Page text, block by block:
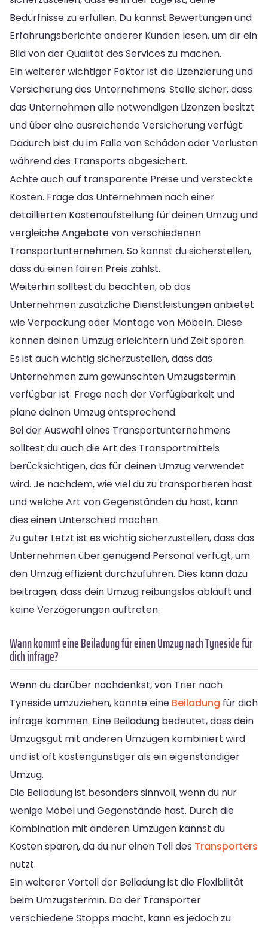
Bedürfnisse zu erfüllen. Du kannst Bewertungen und
Erfahrungsberichte anderer Kunden lesen, um dir ein
Bild von der Qualität des Services zu machen.
Ein weiterer wichtiger Faktor ist die Lizenzierung und
Versicherung des Unternehmens. Stelle sicher, dass
das Unternehmen alle notwendigen Lizenzen besitzt
und über eine ausreichende Versicherung verfügt.
Dadurch bist du im Falle von Schäden oder Verlusten
während des Transports abgesichert.
Achte auch auf transparente Preise und versteckte
Kosten. Frage das Unternehmen nach einer
detaillierten Kostenaufstellung für deinen Umzug und
vergleiche Angebote von verschiedenen
Transportunternehmen. So kannst du sicherstellen,
dass du einen fairen Preis zahlst.
Weiterhin solltest du beachten, ob das
Unternehmen zusätzliche Dienstleistungen anbietet
wie Verpackung oder Montage von Möbeln. Diese
können deinen Umzug erleichtern und Zeit sparen.
Es ist auch wichtig sicherzustellen, dass das
Unternehmen zum gewünschten Umzugstermin
verfügbar ist. Frage nach der Verfügbarkeit und
plane deinen Umzug entsprechend.
Bei der Auswahl eines Transportunternehmens
solltest du auch die Art des Transportmittels
berücksichtigen, das für deinen Umzug verwendet
wird. Je nachdem, wie viel du zu transportieren hast
und welche Art von Gegenständen du hast, kann
dies einen Unterschied machen.
Zu guter Letzt ist es wichtig sicherzustellen, dass das
Unternehmen über genügend Personal verfügt, um
den Umzug effizient durchzuführen. Dies kann dazu
beitragen, dass dein Umzug reibungslos abläuft und
keine Verzögerungen auftreten.
Wann kommt eine Beiladung für einen Umzug nach Tyneside für
dich infrage?
Wenn du darüber nachdenkst, von Trier nach
Tyneside umzuziehen, könnte eine Beiladung für dich
infrage kommen. Eine Beiladung bedeutet, dass dein
Umzugsgut mit anderen Umzügen kombiniert wird
und ist oft kostengünstiger als ein eigenständiger
Umzug.
Die Beiladung ist besonders sinnvoll, wenn du nur
wenige Möbel und Gegenstände hast. Durch die
Kombination mit anderen Umzügen kannst du
Kosten sparen, da du nur einen Teil des Transporters
nutzt.
Ein weiterer Vorteil der Beiladung ist die Flexibilität
beim Umzugstermin. Da der Transporter
verschiedene Stopps macht, kann es jedoch zu